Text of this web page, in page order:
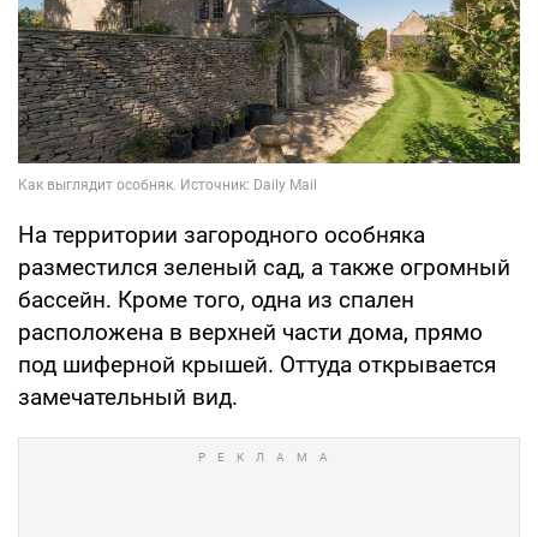
На территории загородного особняка
разместился зеленый сад, а также огромный
бассейн. Кроме того, одна из спален
расположена в верхней части дома, прямо
под шиферной крышей. Оттуда открывается
замечательный вид.